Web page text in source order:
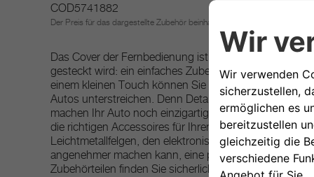
COD5741882
Der Preis für das dargestellte Zubehör beinhaltet nicht die Einbaukosten.
Das Cover der Fernbedienung ist ein
gesteckt wird: ein einfaches Zubehör, aber mit starker
einem kleinen Touch können Sie die dynamische und
Autos unterstreichen. Denn Details machen nicht nur
machen Ihr Auto noch einzigartiger. Sportlich, auffällig
die richtigen Accessoires für Ihren Stil. Verleihen Sie
Leichtmetallfelgen, den elektronischen Geräten und
angenehmer machen kann, eine persönliche Note.
Zubehörteilen finden Sie sicherlich die ideale Lösung